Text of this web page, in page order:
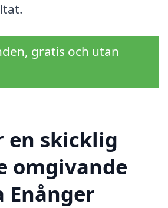
gratis och utan
en skicklig
omgivande
Enånger